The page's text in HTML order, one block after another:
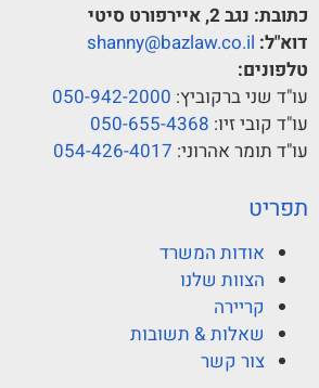
כתובת: נגב 2, איירפורט סיטי
דוא"ל: shanny@bazlaw.co.il
טלפונים:
עו"ד שני ברקוביץ: 050-942-2000
עו"ד קובי זיו: 050-655-4368
עו"ד תומר אהרוני: 054-426-4017
תפריט
אודות המשרד
הצוות שלנו
קריירה
שאלות & תשובות
צור קשר